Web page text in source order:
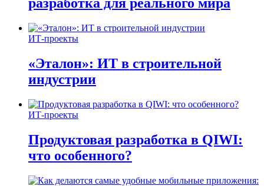
разработка для реального мира
ИТ-проекты
«Эталон»: ИТ в строительной
индустрии
ИТ-проекты
Продуктовая разработка в QIWI:
что особенного?